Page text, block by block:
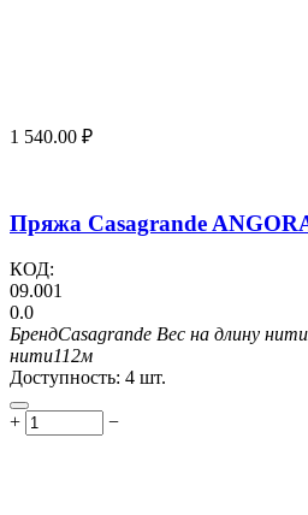
1 540.00 ₽
Пряжа Casagrande
КОД:
09.001
0.0
БрендCasagrande Вес на длину нити
нити112м
Доступность: 4 шт.
+ −